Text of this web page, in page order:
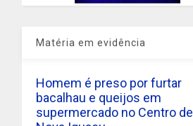
Matéria em evidência
Homem é preso por furtar
bacalhau e queijos em
supermercado no Centro de